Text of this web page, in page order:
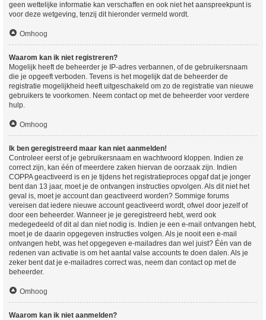
geen wettelijke informatie kan verschaffen en ook niet het aanspreekpunt is
voor deze wetgeving, tenzij dit hieronder vermeld wordt.
Omhoog
Waarom kan ik niet registreren?
Mogelijk heeft de beheerder je IP-adres verbannen, of de gebruikersnaam
die je opgeeft verboden. Tevens is het mogelijk dat de beheerder de
registratie mogelijkheid heeft uitgeschakeld om zo de registratie van nieuwe
gebruikers te voorkomen. Neem contact op met de beheerder voor verdere
hulp.
Omhoog
Ik ben geregistreerd maar kan niet aanmelden!
Controleer eerst of je gebruikersnaam en wachtwoord kloppen. Indien ze
correct zijn, kan één of meerdere zaken hiervan de oorzaak zijn. Indien
COPPA geactiveerd is en je tijdens het registratieproces opgaf dat je jonger
bent dan 13 jaar, moet je de ontvangen instructies opvolgen. Als dit niet het
geval is, moet je account dan geactiveerd worden? Sommige forums
vereisen dat iedere nieuwe account geactiveerd wordt, ofwel door jezelf of
door een beheerder. Wanneer je je geregistreerd hebt, werd ook
medegedeeld of dit al dan niet nodig is. Indien je een e-mail ontvangen hebt,
moet je de daarin opgegeven instructies volgen. Als je nooit een e-mail
ontvangen hebt, was het opgegeven e-mailadres dan wel juist? Één van de
redenen van activatie is om het aantal valse accounts te doen dalen. Als je
zeker bent dat je e-mailadres correct was, neem dan contact op met de
beheerder.
Omhoog
Waarom kan ik niet aanmelden?